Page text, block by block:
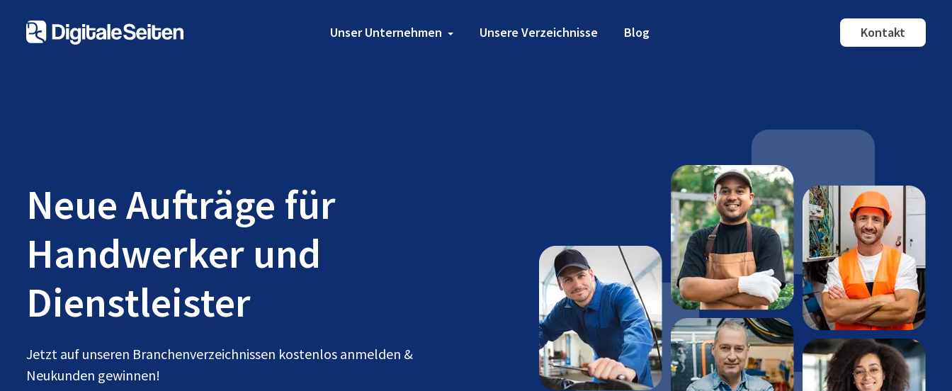
Unser Unternehmen Unsere Verzeichnisse Blog Kontakt
Neue Aufträge für
Handwerker und
Dienstleister
Jetzt auf unseren Branchenverzeichnissen kostenlos anmelden &
Neukunden gewinnen!